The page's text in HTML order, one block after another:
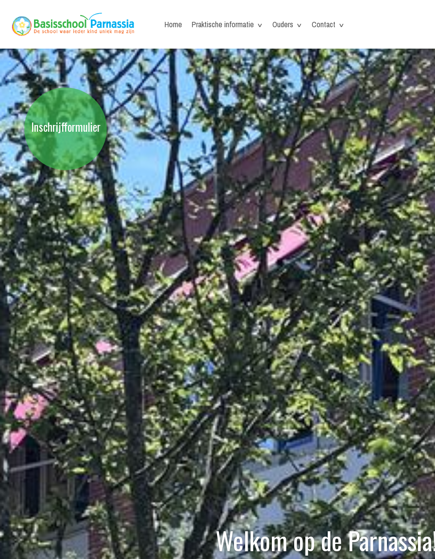
Home Praktische informatie Ouders Contact
Welkom op de
Inschrijfformulier